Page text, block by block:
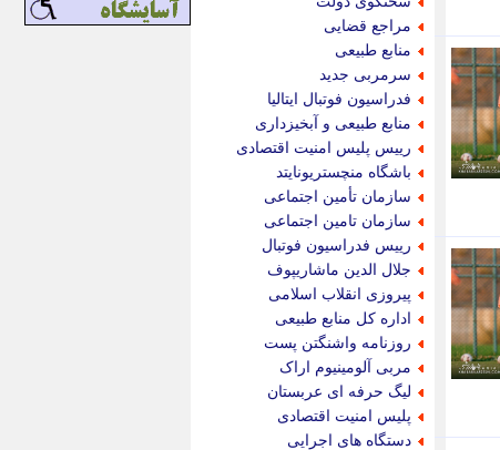
مراجع قضایی
منابع طبیعی
سرمربی جدید
فدراسیون فوتبال ایتالیا
منابع طبیعی و آبخیزداری
رییس پلیس امنیت اقتصادی
باشگاه منچستریونایتد
سازمان تأمین اجتماعی
سازمان تامین اجتماعی
رییس فدراسیون فوتبال
جلال الدین ماشاریپوف
پیروزی انقلاب اسلامی
اداره کل منابع طبیعی
روزنامه واشنگتن پست
مربی آلومینیوم اراک
لیگ حرفه ای عربستان
پلیس امنیت اقتصادی
دستگاه های اجرایی
بنکر